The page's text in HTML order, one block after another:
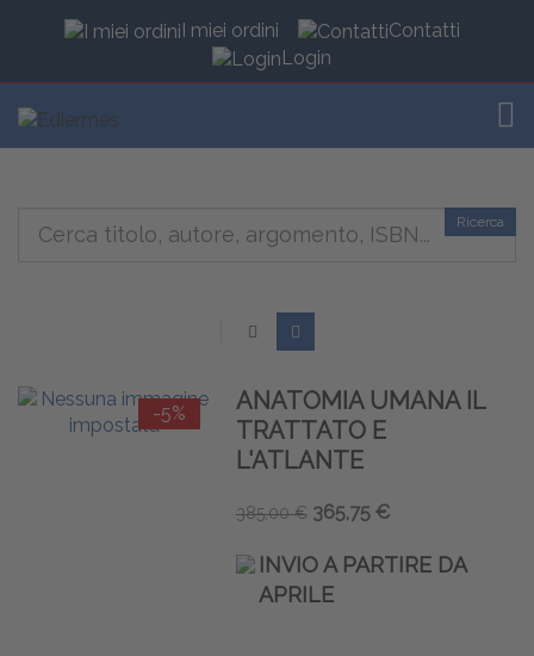
I miei ordini
Contatti
Login
Ricerca
-5%
ANATOMIA UMANA IL
TRATTATO E
L'ATLANTE
385,00 € 365,75 €
INVIO A PARTIRE DA
APRILE